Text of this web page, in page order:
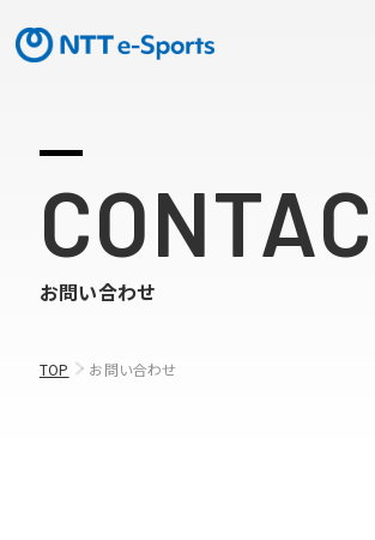
ミッション
ソリューション
ピックアップ
ニュース
お問い合わせ
TOP お問い合わせ